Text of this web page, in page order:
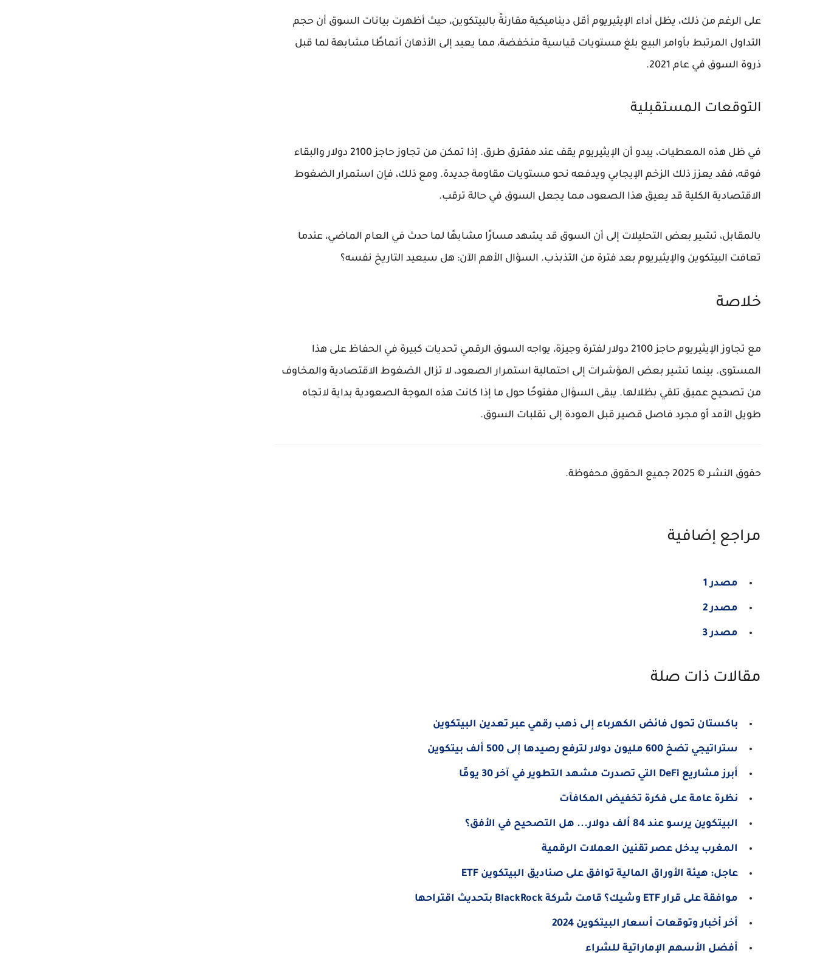
على الرغم من ذلك، يظل أداء الإيثيريوم أقل ديناميكية مقارنةً بالبيتكوين، حيث أظهرت بيانات السوق أن حجم
التداول المرتبط بأوامر البيع بلغ مستويات قياسية منخفضة، مما يعيد إلى الأذهان أنماطًا مشابهة لما قبل
ذروة السوق في عام 2021.
التوقعات المستقبلية
في ظل هذه المعطيات، يبدو أن الإيثيريوم يقف عند مفترق طرق. إذا تمكن من تجاوز حاجز 2100 دولار والبقاء
فوقه، فقد يعزز ذلك الزخم الإيجابي ويدفعه نحو مستويات مقاومة جديدة. ومع ذلك، فإن استمرار الضغوط
الاقتصادية الكلية قد يعيق هذا الصعود، مما يجعل السوق في حالة ترقب.
بالمقابل، تشير بعض التحليلات إلى أن السوق قد يشهد مسارًا مشابهًا لما حدث في العام الماضي، عندما
تعافت البيتكوين والإيثيريوم بعد فترة من التذبذب. السؤال الأهم الآن: هل سيعيد التاريخ نفسه؟
خلاصة
مع تجاوز الإيثيريوم حاجز 2100 دولار لفترة وجيزة، يواجه السوق الرقمي تحديات كبيرة في الحفاظ على هذا
المستوى. بينما تشير بعض المؤشرات إلى احتمالية استمرار الصعود، لا تزال الضغوط الاقتصادية والمخاوف
من تصحيح عميق تلقي بظلالها. يبقى السؤال مفتوحًا حول ما إذا كانت هذه الموجة الصعودية بداية لاتجاه
طويل الأمد أو مجرد فاصل قصير قبل العودة إلى تقلبات السوق.
حقوق النشر © 2025 جميع الحقوق محفوظة.
مراجع إضافية
مصدر 1
مصدر 2
مصدر 3
مقالات ذات صلة
باكستان تحول فائض الكهرباء إلى ذهب رقمي عبر تعدين البيتكوين
ستراتيجي تضخ 600 مليون دولار لترفع رصيدها إلى 500 ألف بيتكوين
أبرز مشاريع DeFi التي تصدرت مشهد التطوير في آخر 30 يومًا
نظرة عامة على فكرة تخفيض المكافآت
البيتكوين يرسو عند 84 ألف دولار... هل التصحيح في الأفق؟
المغرب يدخل عصر تقنين العملات الرقمية
عاجل: هيئة الأوراق المالية توافق على صناديق البيتكوين ETF
موافقة على قرار ETF وشيك؟ قامت شركة BlackRock بتحديث اقتراحها
أخر أخبار وتوقعات أسعار البيتكوين 2024
أفضل الأسهم الإماراتية للشراء